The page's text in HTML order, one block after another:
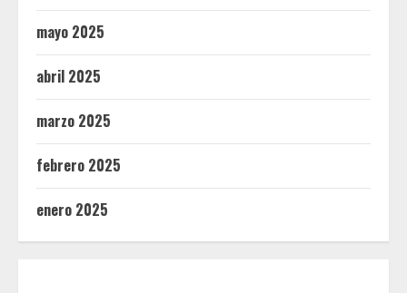
mayo 2025
abril 2025
marzo 2025
febrero 2025
enero 2025